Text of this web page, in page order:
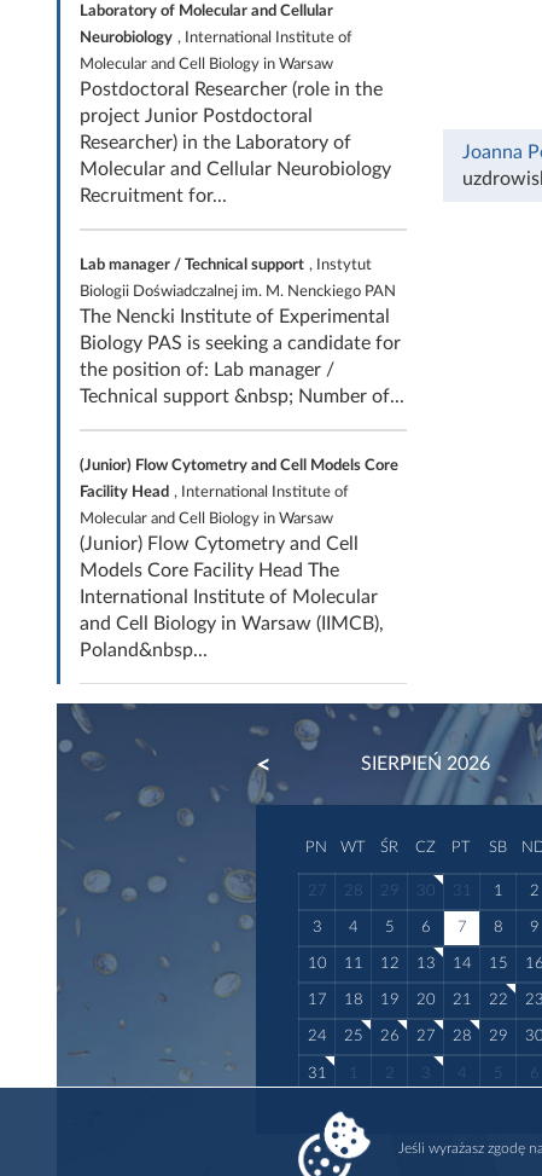
Laboratory of Molecular and Cellular
Neurobiology , International Institute of
Molecular and Cell Biology in Warsaw
Postdoctoral Researcher (role in the
project Junior Postdoctoral
Researcher) in the Laboratory of
Molecular and Cellular Neurobiology
Recruitment for...
Lab manager / Technical support , Instytut
Biologii Doświadczalnej im. M. Nenckiego PAN
The Nencki Institute of Experimental
Biology PAS is seeking a candidate for
the position of: Lab manager /
Technical support &nbsp; Number of...
(Junior) Flow Cytometry and Cell Models Core
Facility Head , International Institute of
Molecular and Cell Biology in Warsaw
(Junior) Flow Cytometry and Cell
Models Core Facility Head The
International Institute of Molecular
and Cell Biology in Warsaw (IIMCB),
Poland&nbsp...
Joanna
SIERPIEŃ 2026
PREVIOUS
PN WT ŚR CZ PT SB
27 28 29 30 31 1 2
3 4 5 6 7 8 9
10 11 12 13 14 15 16
17 18 19 20 21 22 23
24 25 26 27 28 29 30
31 1 2 3 4 5 6
Jeśli wyrażasz zgodę